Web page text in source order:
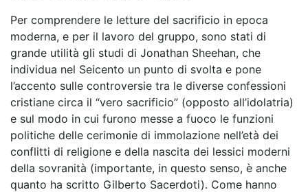
Per comprendere le letture del sacrificio in epoca
moderna, e per il lavoro del gruppo, sono stati di
grande utilità gli studi di Jonathan Sheehan, che
individua nel Seicento un punto di svolta e pone
l’accento sulle controversie tra le diverse confessioni
cristiane circa il “vero sacrificio” (opposto all’idolatria)
e sul modo in cui furono messe a fuoco le funzioni
politiche delle cerimonie di immolazione nell’età dei
conflitti di religione e della nascita dei lessici moderni
della sovranità (importante, in questo senso, è anche
quanto ha scritto Gilberto Sacerdoti). Come hanno